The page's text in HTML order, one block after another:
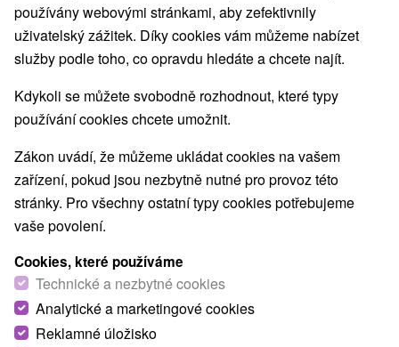
Vyberte lokalitu nebo termín
Nejprodávanější
VŠECHNY TOP - NEJPRODÁVANĚJŠÍ NEJLEVNĚJŠÍ
TIP
používány webovými stránkami, aby zefektivnily
uživatelský zážitek. Díky cookies vám můžeme nabízet
služby podle toho, co opravdu hledáte a chcete najít.
Kdykoli se můžete svobodně rozhodnout, které typy
používání cookies chcete umožnit.
Zákon uvádí, že můžeme ukládat cookies na vašem
zařízení, pokud jsou nezbytně nutné pro provoz této
stránky. Pro všechny ostatní typy cookies potřebujeme
vaše povolení.
Cookies, které používáme
Technické a nezbytné cookies
Analytické a marketingové cookies
Reklamné úložisko